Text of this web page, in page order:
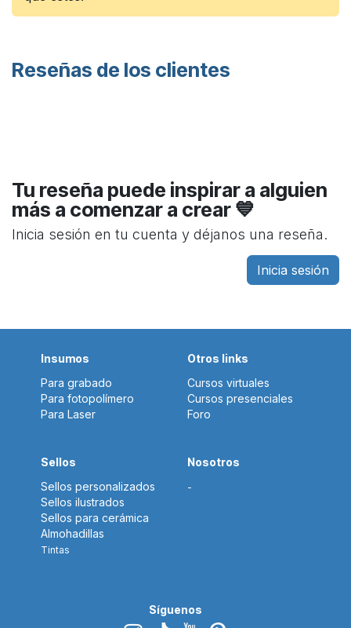
Reseñas de los clientes
Tu reseña puede inspirar a alguien
más a comenzar a crear 💙
Inicia sesión en tu cuenta y déjanos una reseña.
Inicia sesión
Insumos
Para grabado
Para fotopolímero
Para Laser
Sellos
Sellos personalizados
Sellos ilustrados
Sellos para cerámica
Almohadillas
Tintas
Otros links
Cursos virtuales
Cursos presenciales
Foro
Nosotros
-
Síguenos